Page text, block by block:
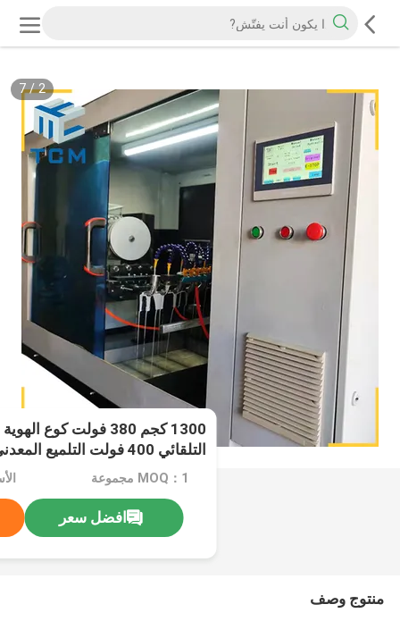
2
/
7
1300 كجم 380 فولت كوع
التلقائي 400 فولت التلميع المعدني التلقائي
MOQ：1 مجموعة
افضل سعر
منتوج وصف